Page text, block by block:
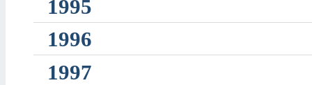
1995
1996
1997